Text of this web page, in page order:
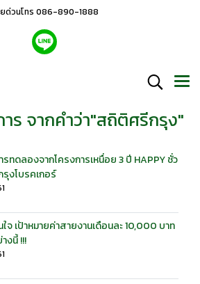
ด่วนโทร 086-890-1888
ร จากคำว่า"สถิติศรีกรุง"
ทดลองจากโครงการเหนื่อย 3 ปี HAPPY ชั่ว
งโบรคเกอร์
จ เป้าหมายค่าสายงานเดือนละ 10,000 บาท
งนี้ !!!